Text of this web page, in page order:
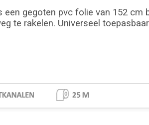
gegoten pvc folie van 152 cm
te rakelen. Universeel